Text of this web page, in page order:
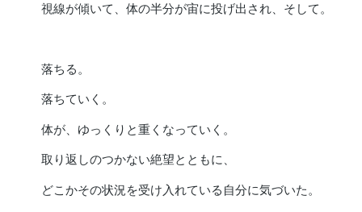
視線が傾いて、体の半分が宙に投げ出され、そして。
落ちる。
落ちていく。
体が、ゆっくりと重くなっていく。
取り返しのつかない絶望とともに、
どこかその状況を受け入れている自分に気づいた。